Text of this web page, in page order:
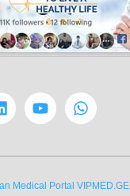
Medical Portal VIPMED.GE